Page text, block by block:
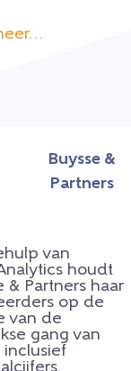
Buysse &
Partners
van
houdt
& Partners haar
op de
van de
gang van
inclusief